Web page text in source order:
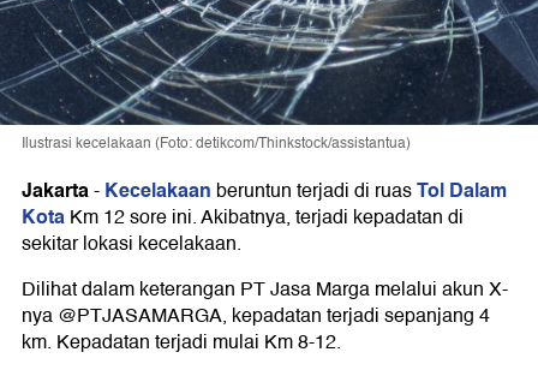
Ilustrasi kecelakaan (Foto: detikcom/Thinkstock/assistantua)
Jakarta-Kecelakaan beruntun terjadi di ruasTol Dalam
KotaKm 12 sore ini. Akibatnya, terjadi kepadatan di
sekitar lokasi kecelakaan.
Dilihat dalam keterangan PT Jasa Marga melalui akun X-
nya @PTJASAMARGA, kepadatan terjadi sepanjang 4
km. Kepadatan terjadi mulai Km 8-12.